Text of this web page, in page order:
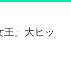
王』大ヒッ